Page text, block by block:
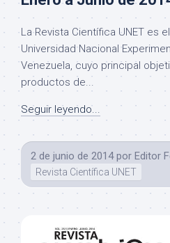
La Revista Científica UNET es
Universidad Nacional
Venezuela, cuyo principal
productos de...
Seguir leyendo...
2 de junio de 2014 por Editor
Revista Científica UNET